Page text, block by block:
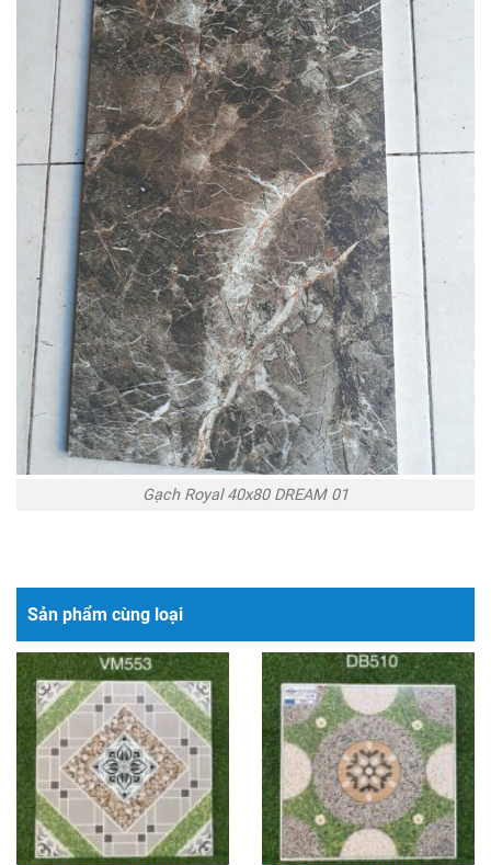
Gạch Royal 40x80 DREAM 01
Sản phẩm cùng loại